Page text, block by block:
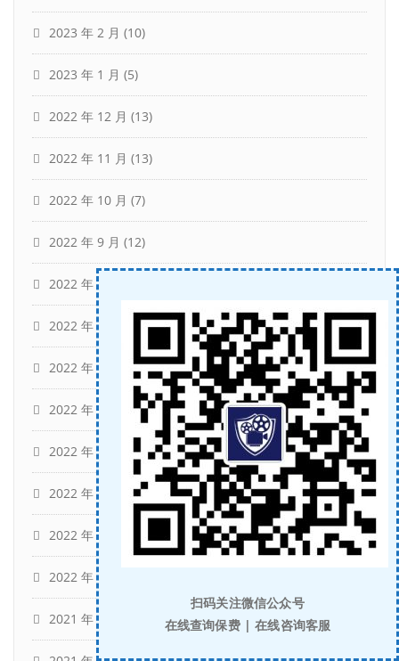
2023 年 2 月 (10)
2023 年 1 月 (5)
2022 年 12 月 (13)
2022 年 11 月 (13)
2022 年 10 月 (7)
2022 年 9 月 (12)
2022 年 8 月
2022 年 7 月 (12)
2022 年 6 月 (13)
2022 年 5 月 (11)
2022 年 4 月 (15)
2022 年 3 月 (13)
2022 年 2 月
2022 年 1 月
2021 年 12 月
扫码关注微信公众号
在线查询保费 | 在线咨询客服